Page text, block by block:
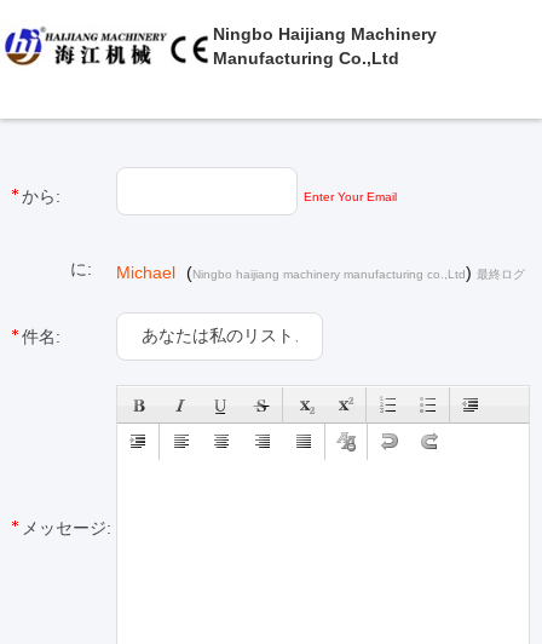
Ningbo Haijiang Machinery
Manufacturing Co.,Ltd
から: Enter Your Email
に: Michael (Ningbo haijiang machinery manufacturing co.,Ltd) 最終ログ
イン : 2 時間 25 分前 前
件名:
メッセージ: